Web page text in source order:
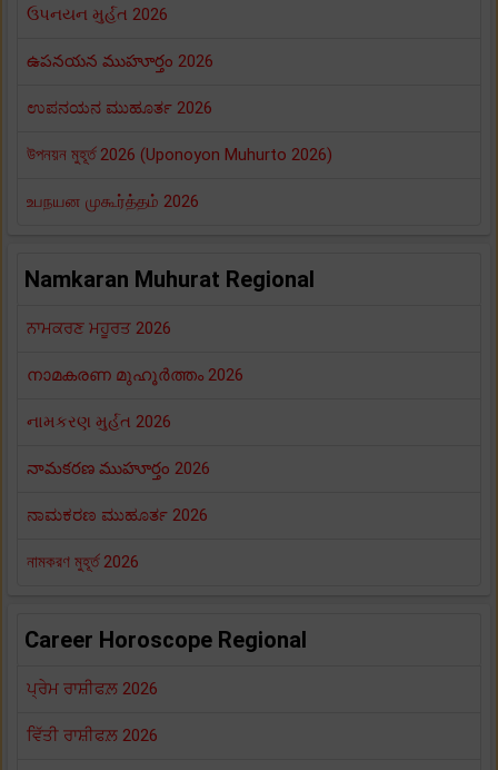
ઉપનયન મુર્હત 2026
ఉపనయన ముహూర్తం 2026
ಉಪನಯನ ಮುಹೂರ್ತ 2026
উপনয়ন মুহূর্ত 2026 (Uponoyon Muhurto 2026)
உபநயன முகூர்த்தம் 2026
Namkaran Muhurat Regional
ਨਾਮਕਰਣ ਮਹੂਰਤ 2026
നാമകരണ മുഹൂർത്തം 2026
નામકરણ મુર્હત 2026
నామకరణ ముహూర్తం 2026
ನಾಮಕರಣ ಮುಹೂರ್ತ 2026
নামকরণ মুহূর্ত 2026
Career Horoscope Regional
ਪ੍ਰੇਮ ਰਾਸ਼ੀਫਲ਼ 2026
ਵਿੱਤੀ ਰਾਸ਼ੀਫਲ਼ 2026